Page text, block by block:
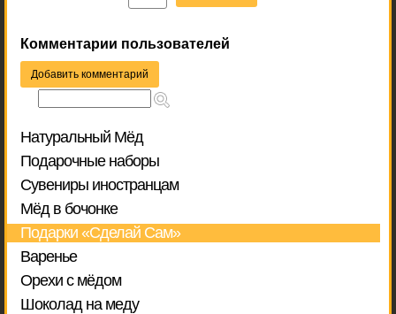
Комментарии пользователей
Добавить комментарий
Натуральный Мёд
Подарочные наборы
Сувениры иностранцам
Мёд в бочонке
Подарки «Сделай Сам»
Варенье
Орехи с мёдом
Шоколад на меду